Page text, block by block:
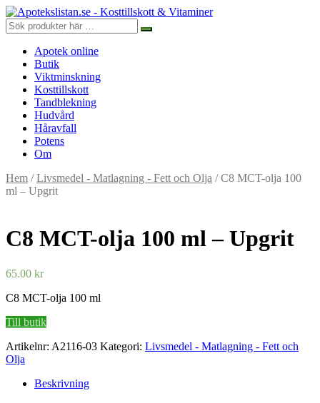
Apotek online
Butik
Viktminskning
Kosttillskott
Tandblekning
Hudvård
Håravfall
Potens
Om
Hem /Livsmedel - Matlagning - Fett och Olja / C8 MCT-olja 100
ml – Upgrit
C8 MCT-olja 100 ml – Upgrit
65.00 kr
C8 MCT-olja 100 ml
Till butik
Artikelnr: A2116-03 Kategori: Livsmedel - Matlagning - Fett och
Olja
Beskrivning